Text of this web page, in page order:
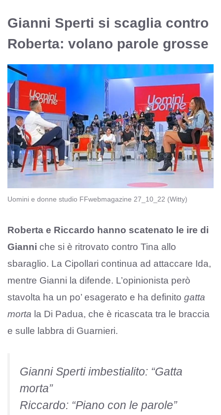
Gianni Sperti si scaglia contro
Roberta: volano parole grosse
Uomini e donne studio FFwebmagazine 27_10_22 (Witty)
Roberta e Riccardo hanno scatenato le ire di
Gianni che si è ritrovato contro Tina allo
sbaraglio. La Cipollari continua ad attaccare Ida,
mentre Gianni la difende. L’opinionista però
stavolta ha un po’ esagerato e ha definito gatta
morta la Di Padua, che è ricascata tra le braccia
e sulle labbra di Guarnieri.
Gianni Sperti imbestialito: “Gatta
morta”
Riccardo: “Piano con le parole”